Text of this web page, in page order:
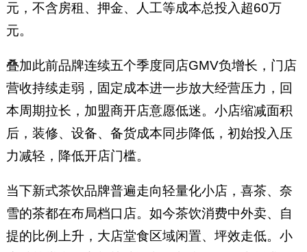
元，不含房租、押金、人工等成本总投入超60万
元。
叠加此前品牌连续五个季度同店GMV负增长，门店
营收持续走弱，固定成本进一步放大经营压力，回
本周期拉长，加盟商开店意愿低迷。小店缩减面积
后，装修、设备、备货成本同步降低，初始投入压
力减轻，降低开店门槛。
当下新式茶饮品牌普遍走向轻量化小店，喜茶、奈
雪的茶都在布局档口店。如今茶饮消费中外卖、自
提的比例上升，大店堂食区域闲置、坪效走低。小